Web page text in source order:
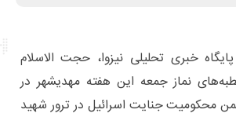
خبری تحلیلی نیزوا، حجت الاسلام
نماز جمعه این هفته مهدیشهر در
محکومیت جنایت اسرائیل در ترور شهید